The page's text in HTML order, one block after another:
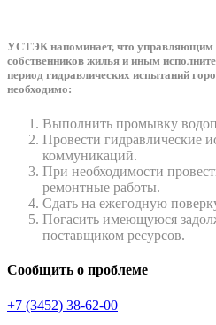
УСТЭК напоминает, что управляющим
собственников жилья и иным
период гидравлических испытаний
необходимо:
Выполнить промывку
Провести гидравлические
коммуникаций.
При необходимости
ремонтные работы.
Сдать на ежегодную
Погасить имеющуюся
поставщиком ресурсов.
Сообщить о проблеме
+7 (3452) 38-62-00